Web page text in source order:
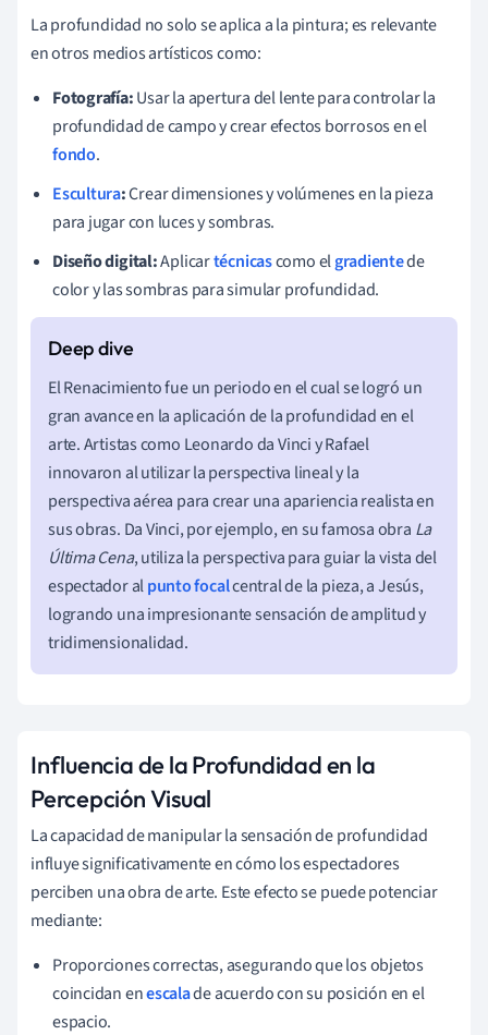
La profundidad no solo se aplica a la pintura; es relevante
en otros medios artísticos como:
Fotografía:Usar la apertura del lente para controlar la
profundidad de campo y crear efectos borrosos en el
fondo.
Escultura:Crear dimensiones y volúmenes en la pieza
para jugar con luces y sombras.
Diseño digital:Aplicartécnicascomo elgradientede
color y las sombras para simular profundidad.
El Renacimiento fue un periodo en el cual se logró un
gran avance en la aplicación de la profundidad en el
arte. Artistas como Leonardo da Vinci y Rafael
innovaron al utilizar la perspectiva lineal y la
perspectiva aérea para crear una apariencia realista en
sus obras. Da Vinci, por ejemplo, en su famosa obra La
Última Cena, utiliza la perspectiva para guiar la vista del
espectador alpunto focalcentral de la pieza, a Jesús,
logrando una impresionante sensación de amplitud y
tridimensionalidad.
Influencia de la Profundidad en la
Percepción Visual
La capacidad de manipular la sensación de profundidad
influye significativamente en cómo los espectadores
perciben una obra de arte. Este efecto se puede potenciar
mediante:
Proporciones correctas, asegurando que los objetos
coincidan enescalade acuerdo con su posición en el
espacio.